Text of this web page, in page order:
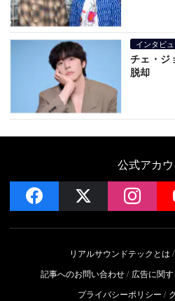
インタビ
チェ・ジ
脱却
公式アカウ
facebook
リアルサウンドテックとは
記事へのお問い合わせ
広告に関
プライバシーポリシー